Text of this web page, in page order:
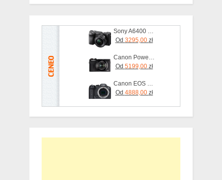
Od 3295,00 zł
Od 5199,00 zł
Od 4888,00 zł